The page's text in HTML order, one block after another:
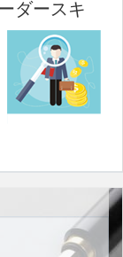
ダースキ